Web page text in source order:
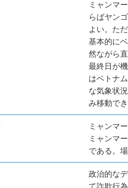
ミャンマ
らばヤン
よい。た
基本的に
然ながら
最終日が
はベトナ
な気象状
み移動で
ミャンマ
ミャンマ
である。
政治的な